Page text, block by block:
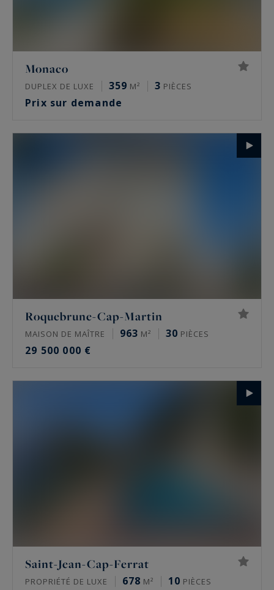
Monaco
DUPLEX DE LUXE 359 M² 3 PIÈCES
Prix sur demande
Roquebrune-Cap-Martin
MAISON DE MAÎTRE 963 M² 30 PIÈCES
29 500 000 €
Saint-Jean-Cap-Ferrat
PROPRIÉTÉ DE LUXE 678 M² 10 PIÈCES